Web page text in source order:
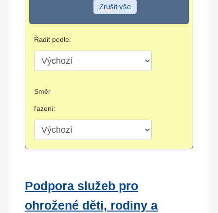
Zrušit vše
Řadit podle:
Směr
řazení:
Podpora služeb pro
ohrožené děti, rodiny a